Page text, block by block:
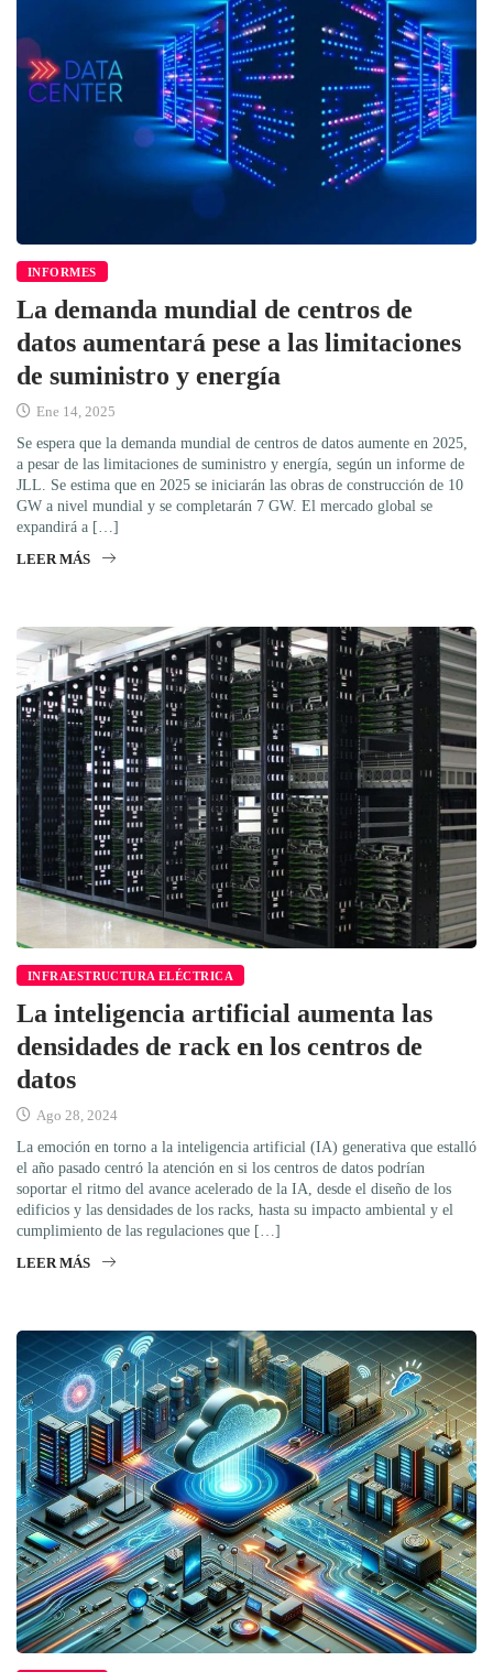
INFORMES
La demanda mundial de centros de
datos aumentará pese a las limitaciones
de suministro y energía
Ene 14, 2025
Se espera que la demanda mundial de centros de datos aumente en 2025,
a pesar de las limitaciones de suministro y energía, según un informe de
JLL. Se estima que en 2025 se iniciarán las obras de construcción de 10
GW a nivel mundial y se completarán 7 GW. El mercado global se
expandirá a […]
LEER MÁS
INFRAESTRUCTURA ELÉCTRICA
La inteligencia artificial aumenta las
densidades de rack en los centros de
datos
Ago 28, 2024
La emoción en torno a la inteligencia artificial (IA) generativa que estalló
el año pasado centró la atención en si los centros de datos podrían
soportar el ritmo del avance acelerado de la IA, desde el diseño de los
edificios y las densidades de los racks, hasta su impacto ambiental y el
cumplimiento de las regulaciones que […]
LEER MÁS